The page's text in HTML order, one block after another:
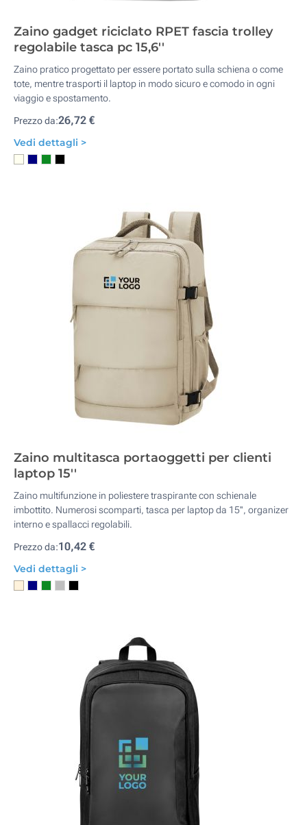
Zaino gadget riciclato RPET fascia trolley
regolabile tasca pc 15,6''
Zaino pratico progettato per essere portato sulla schiena o come
tote, mentre trasporti il laptop in modo sicuro e comodo in ogni
viaggio e spostamento.
Prezzo da:26,72 €
Vedi dettagli >
Zaino multitasca portaoggetti per clienti
laptop 15''
Zaino multifunzione in poliestere traspirante con schienale
imbottito. Numerosi scomparti, tasca per laptop da 15'', organizer
interno e spallacci regolabili.
Prezzo da:10,42 €
Vedi dettagli >